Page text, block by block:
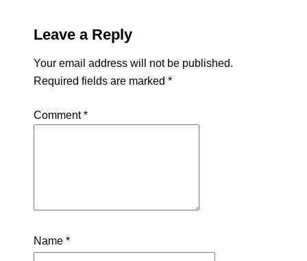
Leave a Reply
Your email address will not be published.
Required fields are marked *
Comment*
Name *